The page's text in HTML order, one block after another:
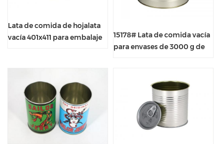
Lata de comida de hojalata
vacía 401x411 para embalaje
15178# Lata de comida vacía
para envases de 3000 g de